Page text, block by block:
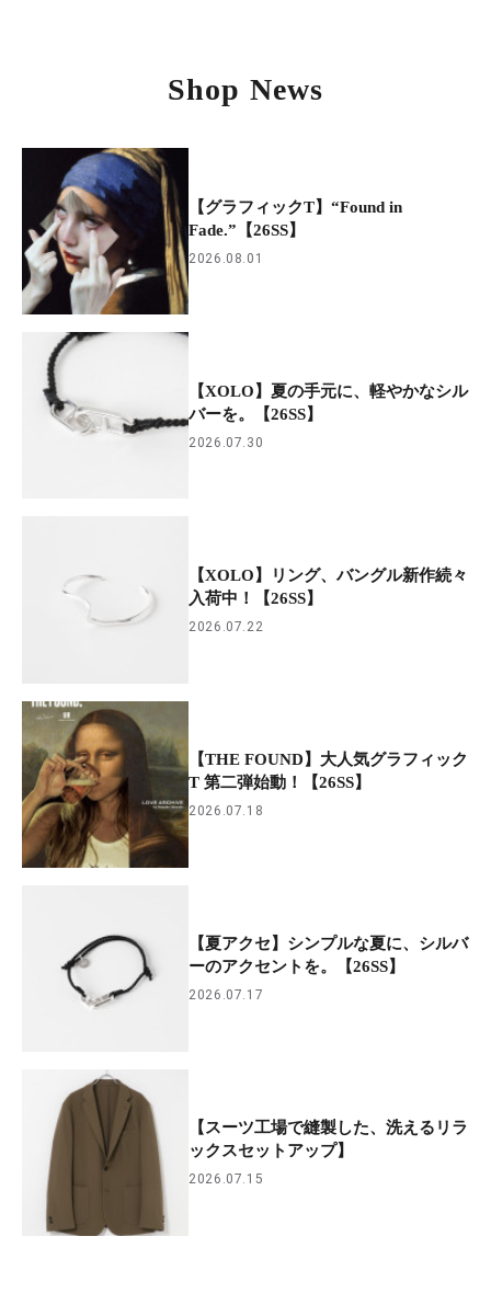
Shop News
【グラフィックT】“Found in
Fade.”【26SS】
2026.08.01
【XOLO】夏の手元に、軽やかなシル
バーを。【26SS】
2026.07.30
【XOLO】リング、バングル新作続々
入荷中！【26SS】
2026.07.22
【THE FOUND】大人気グラフィック
T 第二弾始動！【26SS】
2026.07.18
【夏アクセ】シンプルな夏に、シルバ
ーのアクセントを。【26SS】
2026.07.17
【スーツ工場で縫製した、洗えるリラ
ックスセットアップ】
2026.07.15